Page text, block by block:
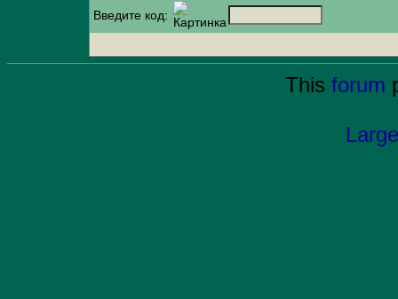
Введите код:
This forum